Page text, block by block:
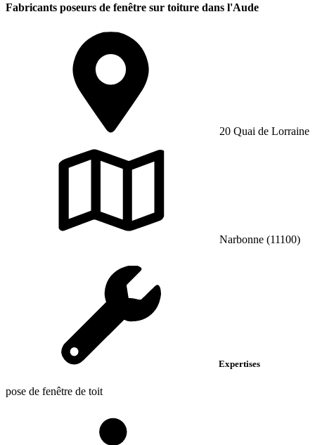
Fabricants poseurs de fenêtre sur toiture dans l'Aude
20 Quai de Lorraine
Narbonne (11100)
Expertises
pose de fenêtre de toit